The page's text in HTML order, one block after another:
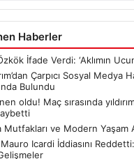
Haberler
İfade Verdi: ‘Aklımın
Çarpıcı Sosyal Medya
Bulundu
oldu! Maç sırasında
Mutfakları ve Modern Yaşam
Icardi İddiasını